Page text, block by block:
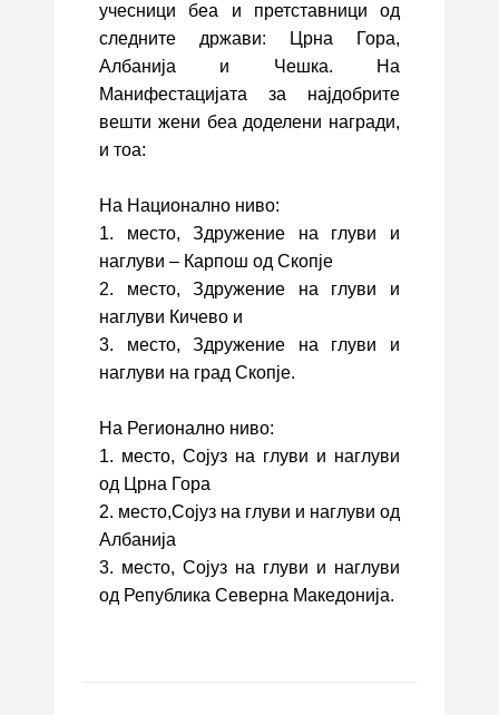
учесници беа и претставници од
следните држави: Црна Гора,
Албанија и Чешка. На
Манифестацијата за најдобрите
вешти жени беа доделени награди,
и тоа:
На Национално ниво:
1. место, Здружение на глуви и
наглуви – Карпош од Скопје
2. место, Здружение на глуви и
наглуви Кичево и
3. место, Здружение на глуви и
наглуви на град Скопје.
На Регионално ниво:
1. место, Сојуз на глуви и наглуви
од Црна Гора
2. место,Сојуз на глуви и наглуви од
Албанија
3. место, Сојуз на глуви и наглуви
од Република Северна Македонија.